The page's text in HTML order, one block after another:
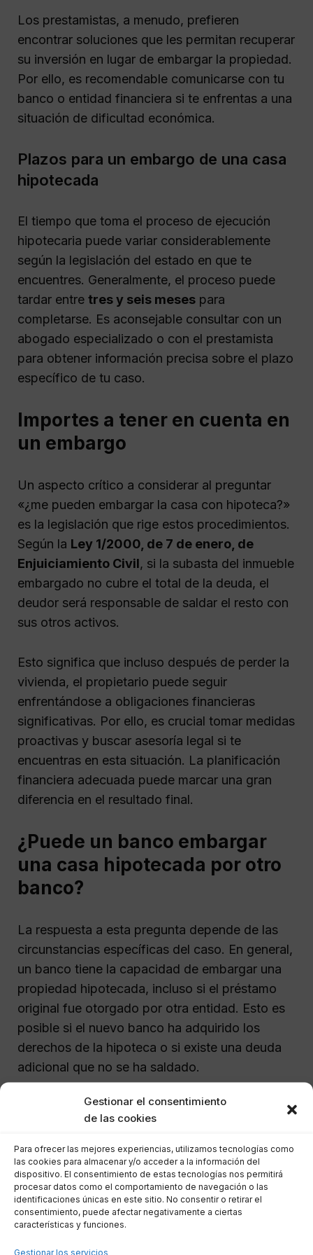
Gestionar el consentimiento
de las cookies
Para ofrecer las mejores experiencias, utilizamos tecnologías como
las cookies para almacenar y/o acceder a la información del
dispositivo. El consentimiento de estas tecnologías nos permitirá
procesar datos como el comportamiento de navegación o las
identificaciones únicas en este sitio. No consentir o retirar el
consentimiento, puede afectar negativamente a ciertas
características y funciones.
Gestionar los servicios
Los prestamistas, a menudo, prefieren
encontrar soluciones que les permitan recuperar
su inversión en lugar de embargar la propiedad.
Por ello, es recomendable comunicarse con tu
banco o entidad financiera si te enfrentas a una
situación de dificultad económica.
Plazos para un embargo de una casa
hipotecada
El tiempo que toma el proceso de ejecución
hipotecaria puede variar considerablemente
según la legislación del estado en que te
encuentres. Generalmente, el proceso puede
tardar entre tres y seis meses para
completarse. Es aconsejable consultar con un
abogado especializado o con el prestamista
para obtener información precisa sobre el plazo
específico de tu caso.
Importes a tener en cuenta en
un embargo
Un aspecto crítico a considerar al preguntar
«¿me pueden embargar la casa con hipoteca?»
es la legislación que rige estos procedimientos.
Según la Ley 1/2000, de 7 de enero, de
Enjuiciamiento Civil, si la subasta del inmueble
embargado no cubre el total de la deuda, el
deudor será responsable de saldar el resto con
sus otros activos.
Esto significa que incluso después de perder la
vivienda, el propietario puede seguir
enfrentándose a obligaciones financieras
significativas. Por ello, es crucial tomar medidas
proactivas y buscar asesoría legal si te
encuentras en esta situación. La planificación
financiera adecuada puede marcar una gran
diferencia en el resultado final.
¿Puede un banco embargar
una casa hipotecada por otro
banco?
La respuesta a esta pregunta depende de las
circunstancias específicas del caso. En general,
un banco tiene la capacidad de embargar una
propiedad hipotecada, incluso si el préstamo
original fue otorgado por otra entidad. Esto es
posible si el nuevo banco ha adquirido los
derechos de la hipoteca o si existe una deuda
adicional que no se ha saldado.
Sin embargo, el procedimiento de embargo
debe seguir los pasos legales establecidos y
puede estar sujeto a regulaciones específicas
en cada jurisdicción. Es esencial entender las
leyes locales en este contexto.
Situaciones en las que no se
puede embargar una casa